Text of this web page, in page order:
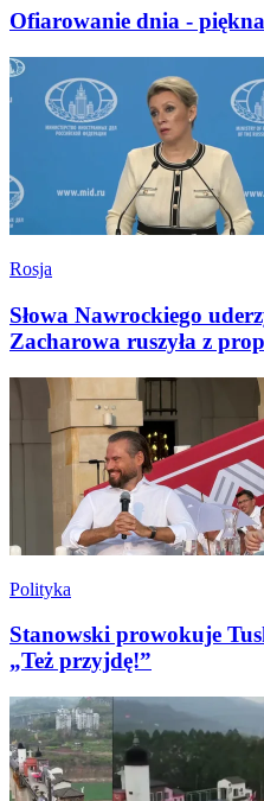
Ofiarowanie dnia -
Rosja
Słowa Nawrockiego
Zacharowa ruszyła z
Polityka
Stanowski prowokuje
„Też przyjdę!”